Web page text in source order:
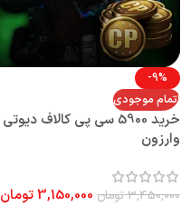
-9%
اتمام موجودی
خرید 5900 سی پی کالاف دیوتی
وارزون
3,450,000تومان 3,150,000تومان